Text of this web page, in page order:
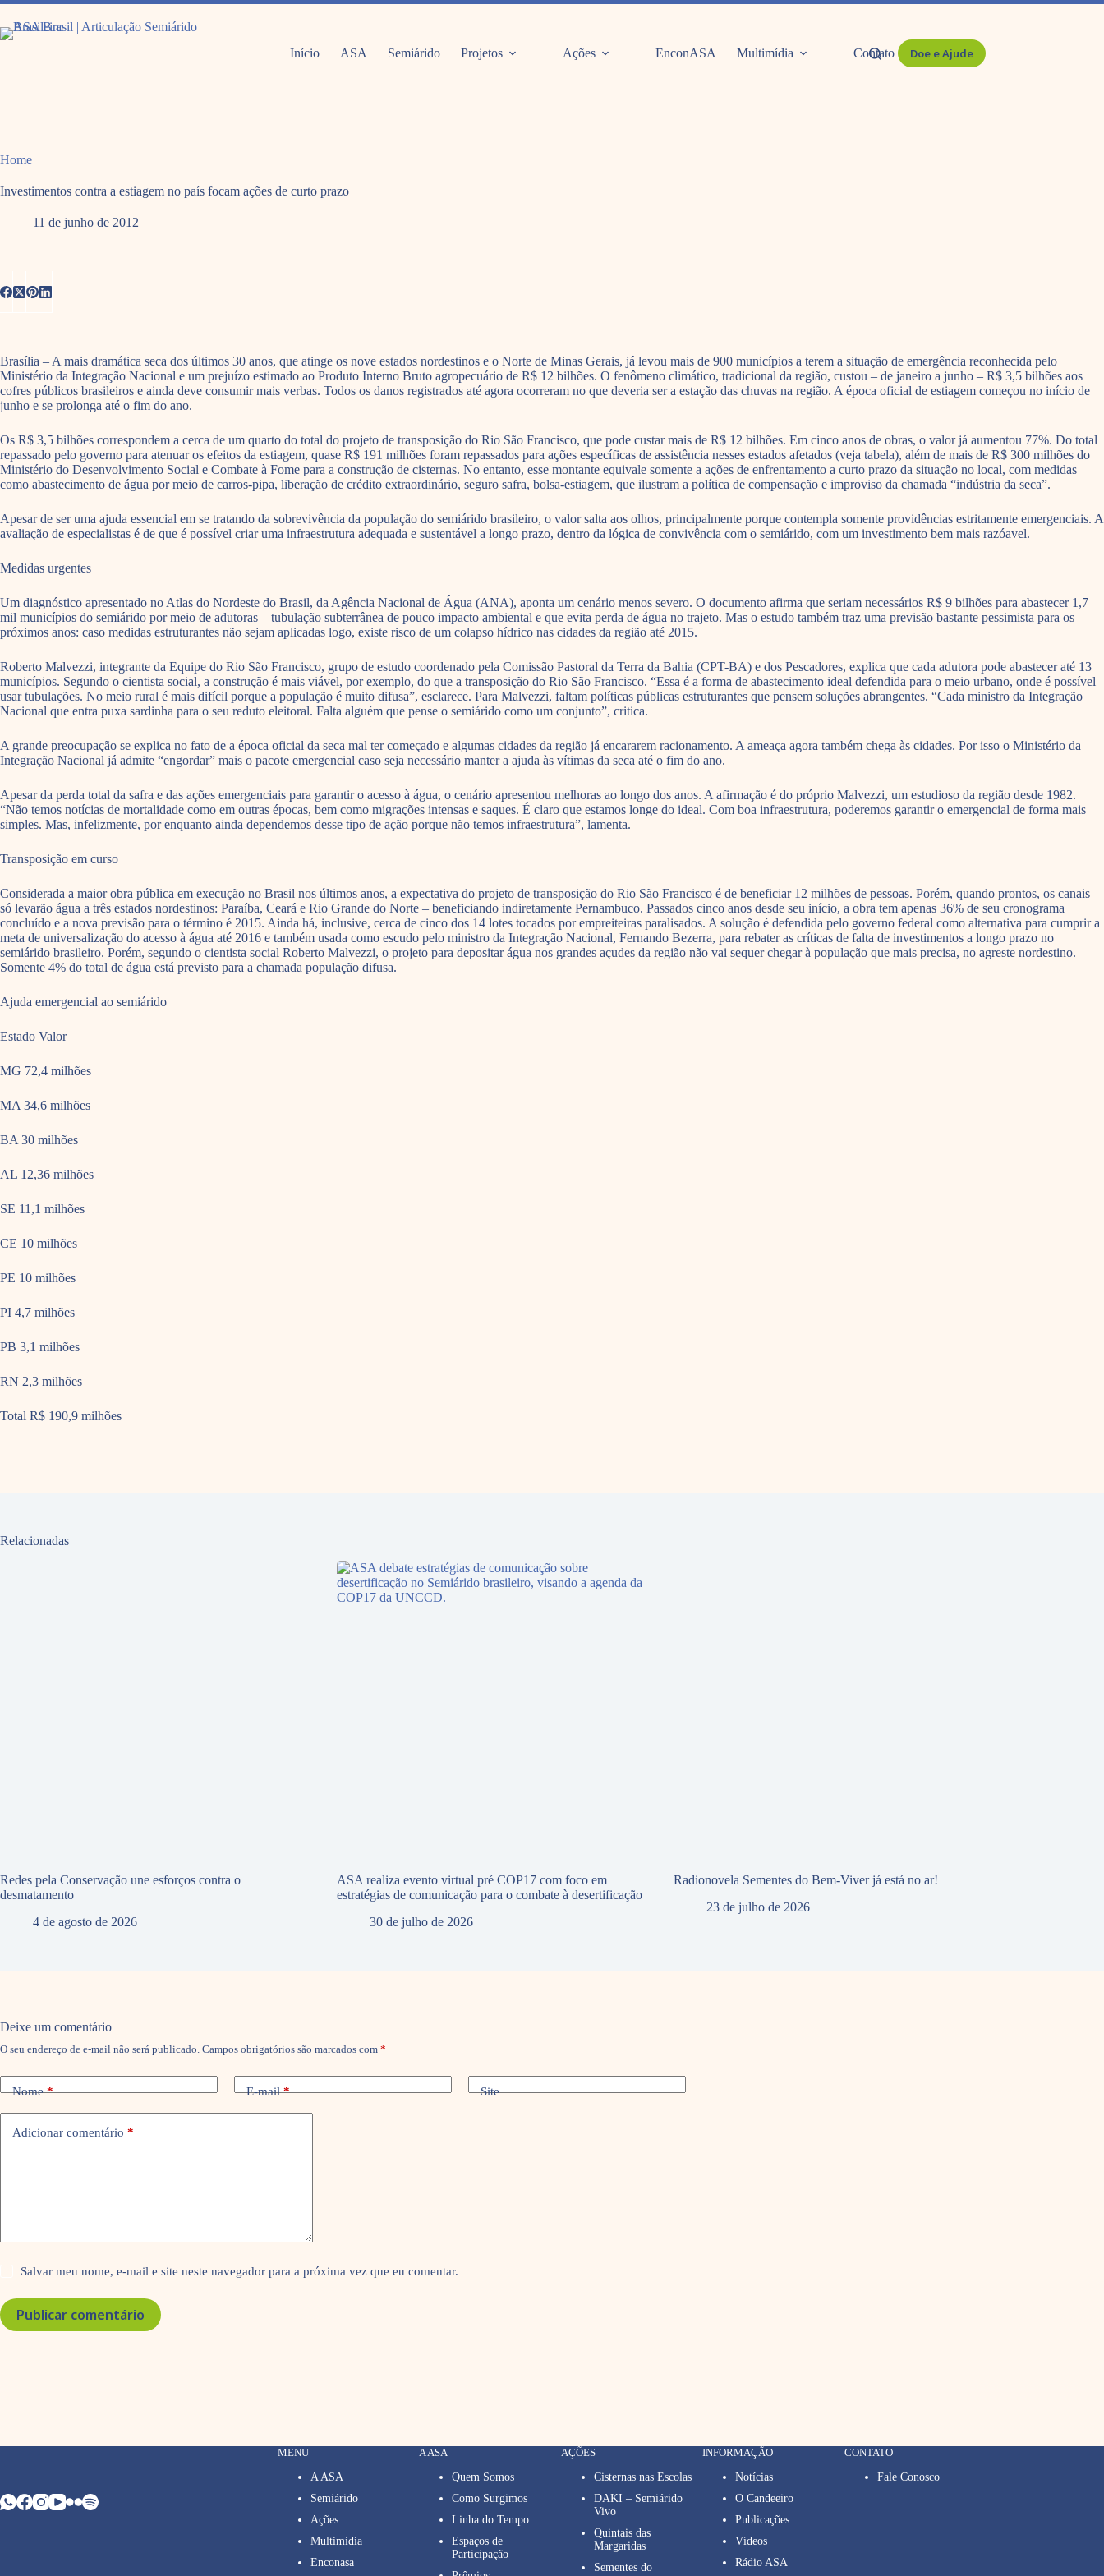
Pular
para
o
Início ASA Semiárido Projetos Ações EnconASA Multimídia Contato Doe e Ajude
Home
Investimentos contra a estiagem no país focam ações de curto prazo
11 de junho de 2012
Brasília – A mais dramática seca dos últimos 30 anos, que atinge os nove estados nordestinos e o Norte de Minas Gerais, já levou mais de 900 municípios a terem a situação de emergência reconhecida pelo
Ministério da Integração Nacional e um prejuízo estimado ao Produto Interno Bruto agropecuário de R$ 12 bilhões. O fenômeno climático, tradicional da região, custou – de janeiro a junho – R$ 3,5 bilhões aos
cofres públicos brasileiros e ainda deve consumir mais verbas. Todos os danos registrados até agora ocorreram no que deveria ser a estação das chuvas na região. A época oficial de estiagem começou no início de
junho e se prolonga até o fim do ano.
Os R$ 3,5 bilhões correspondem a cerca de um quarto do total do projeto de transposição do Rio São Francisco, que pode custar mais de R$ 12 bilhões. Em cinco anos de obras, o valor já aumentou 77%. Do total
repassado pelo governo para atenuar os efeitos da estiagem, quase R$ 191 milhões foram repassados para ações específicas de assistência nesses estados afetados (veja tabela), além de mais de R$ 300 milhões do
Ministério do Desenvolvimento Social e Combate à Fome para a construção de cisternas. No entanto, esse montante equivale somente a ações de enfrentamento a curto prazo da situação no local, com medidas
como abastecimento de água por meio de carros-pipa, liberação de crédito extraordinário, seguro safra, bolsa-estiagem, que ilustram a política de compensação e improviso da chamada “indústria da seca”.
Apesar de ser uma ajuda essencial em se tratando da sobrevivência da população do semiárido brasileiro, o valor salta aos olhos, principalmente porque contempla somente providências estritamente emergenciais. A
avaliação de especialistas é de que é possível criar uma infraestrutura adequada e sustentável a longo prazo, dentro da lógica de convivência com o semiárido, com um investimento bem mais razóavel.
Medidas urgentes
Um diagnóstico apresentado no Atlas do Nordeste do Brasil, da Agência Nacional de Água (ANA), aponta um cenário menos severo. O documento afirma que seriam necessários R$ 9 bilhões para abastecer 1,7
mil municípios do semiárido por meio de adutoras – tubulação subterrânea de pouco impacto ambiental e que evita perda de água no trajeto. Mas o estudo também traz uma previsão bastante pessimista para os
próximos anos: caso medidas estruturantes não sejam aplicadas logo, existe risco de um colapso hídrico nas cidades da região até 2015.
Roberto Malvezzi, integrante da Equipe do Rio São Francisco, grupo de estudo coordenado pela Comissão Pastoral da Terra da Bahia (CPT-BA) e dos Pescadores, explica que cada adutora pode abastecer até 13
municípios. Segundo o cientista social, a construção é mais viável, por exemplo, do que a transposição do Rio São Francisco. “Essa é a forma de abastecimento ideal defendida para o meio urbano, onde é possível
usar tubulações. No meio rural é mais difícil porque a população é muito difusa”, esclarece. Para Malvezzi, faltam políticas públicas estruturantes que pensem soluções abrangentes. “Cada ministro da Integração
Nacional que entra puxa sardinha para o seu reduto eleitoral. Falta alguém que pense o semiárido como um conjunto”, critica.
A grande preocupação se explica no fato de a época oficial da seca mal ter começado e algumas cidades da região já encararem racionamento. A ameaça agora também chega às cidades. Por isso o Ministério da
Integração Nacional já admite “engordar” mais o pacote emergencial caso seja necessário manter a ajuda às vítimas da seca até o fim do ano.
Apesar da perda total da safra e das ações emergenciais para garantir o acesso à água, o cenário apresentou melhoras ao longo dos anos. A afirmação é do próprio Malvezzi, um estudioso da região desde 1982.
“Não temos notícias de mortalidade como em outras épocas, bem como migrações intensas e saques. É claro que estamos longe do ideal. Com boa infraestrutura, poderemos garantir o emergencial de forma mais
simples. Mas, infelizmente, por enquanto ainda dependemos desse tipo de ação porque não temos infraestrutura”, lamenta.
Transposição em curso
Considerada a maior obra pública em execução no Brasil nos últimos anos, a expectativa do projeto de transposição do Rio São Francisco é de beneficiar 12 milhões de pessoas. Porém, quando prontos, os canais
só levarão água a três estados nordestinos: Paraíba, Ceará e Rio Grande do Norte – beneficiando indiretamente Pernambuco. Passados cinco anos desde seu início, a obra tem apenas 36% de seu cronograma
concluído e a nova previsão para o término é 2015. Ainda há, inclusive, cerca de cinco dos 14 lotes tocados por empreiteiras paralisados. A solução é defendida pelo governo federal como alternativa para cumprir a
meta de universalização do acesso à água até 2016 e também usada como escudo pelo ministro da Integração Nacional, Fernando Bezerra, para rebater as críticas de falta de investimentos a longo prazo no
semiárido brasileiro. Porém, segundo o cientista social Roberto Malvezzi, o projeto para depositar água nos grandes açudes da região não vai sequer chegar à população que mais precisa, no agreste nordestino.
Somente 4% do total de água está previsto para a chamada população difusa.
Ajuda emergencial ao semiárido
Estado Valor
MG 72,4 milhões
MA 34,6 milhões
BA 30 milhões
AL 12,36 milhões
SE 11,1 milhões
CE 10 milhões
PE 10 milhões
PI 4,7 milhões
PB 3,1 milhões
RN 2,3 milhões
Total R$ 190,9 milhões
Relacionadas
Redes pela Conservação une esforços contra o
desmatamento
4 de agosto de 2026
ASA realiza evento virtual pré COP17 com foco em
estratégias de comunicação para o combate à desertificação
30 de julho de 2026
Radionovela Sementes do Bem-Viver já está no ar!
23 de julho de 2026
Deixe um comentário
O seu endereço de e-mail não será publicado. Campos obrigatórios são marcados com *
Nome* E-mail* Site
Adicionar comentário *
Salvar meu nome, e-mail e site neste navegador para a próxima vez que eu comentar.
Publicar comentário
MENU
A ASA
Semiárido
Ações
Multimídia
Enconasa
A ASA
Quem Somos
Como Surgimos
Linha do Tempo
Espaços de
Participação
AÇÕES
Cisternas nas Escolas
DAKI – Semiárido
Vivo
Quintais das
Margaridas
Sementes do
INFORMAÇÃO
Notícias
O Candeeiro
Publicações
Vídeos
Rádio ASA
CONTATO
Fale Conosco